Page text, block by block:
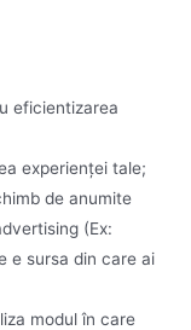
eficientizarea
experienței tale;
de anumite
(Ex:
e sursa din care ai
modul în care